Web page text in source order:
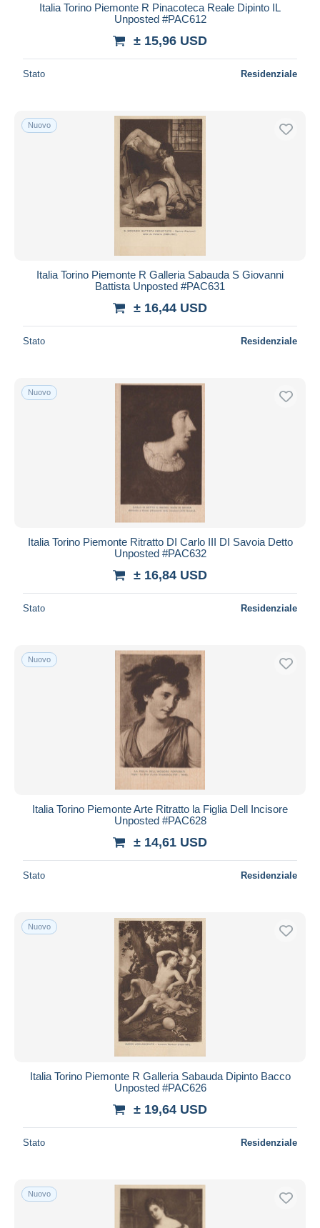
Italia Torino Piemonte R Pinacoteca Reale Dipinto IL
Unposted #PAC612
± 15,96 USD
Stato Residenziale
Nuovo
Italia Torino Piemonte R Galleria Sabauda S Giovanni
Battista Unposted #PAC631
± 16,44 USD
Stato Residenziale
Nuovo
Italia Torino Piemonte Ritratto DI Carlo III DI Savoia Detto
Unposted #PAC632
± 16,84 USD
Stato Residenziale
Nuovo
Italia Torino Piemonte Arte Ritratto la Figlia Dell Incisore
Unposted #PAC628
± 14,61 USD
Stato Residenziale
Nuovo
Italia Torino Piemonte R Galleria Sabauda Dipinto Bacco
Unposted #PAC626
± 19,64 USD
Stato Residenziale
Nuovo